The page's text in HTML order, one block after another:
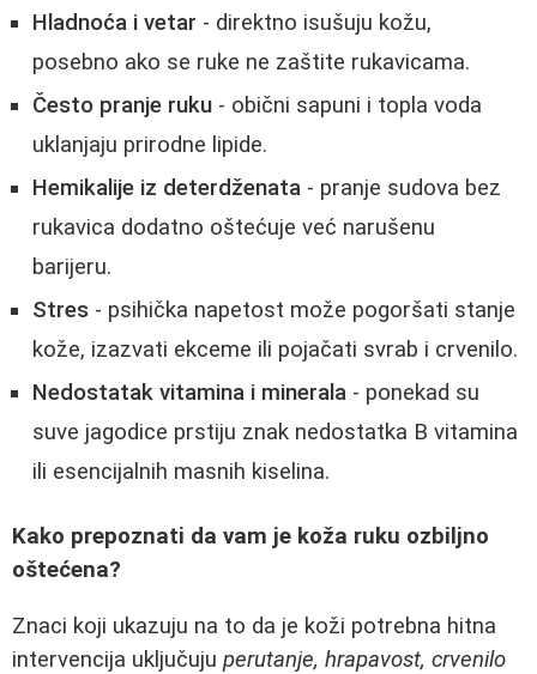
Hladnoća i vetar - direktno isušuju kožu,
posebno ako se ruke ne zaštite rukavicama.
Često pranje ruku - obični sapuni i topla voda
uklanjaju prirodne lipide.
Hemikalije iz deterdženata - pranje sudova bez
rukavica dodatno oštećuje već narušenu
barijeru.
Stres - psihička napetost može pogoršati stanje
kože, izazvati ekceme ili pojačati svrab i crvenilo.
Nedostatak vitamina i minerala - ponekad su
suve jagodice prstiju znak nedostatka B vitamina
ili esencijalnih masnih kiselina.
Kako prepoznati da vam je koža ruku ozbiljno
oštećena?
Znaci koji ukazuju na to da je koži potrebna hitna
intervencija uključuju perutanje, hrapavost, crvenilo